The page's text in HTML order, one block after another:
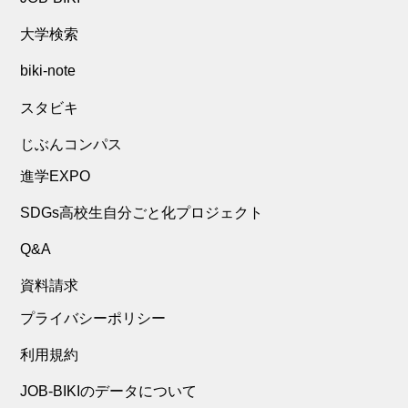
大学検索
biki-note
スタビキ
じぶんコンパス
進学EXPO
SDGs高校生自分ごと化プロジェクト
Q&A
資料請求
プライバシーポリシー
利用規約
JOB-BIKIのデータについて